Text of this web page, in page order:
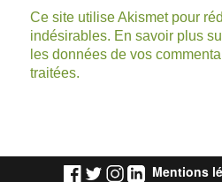
Ce site utilise Akismet pour
indésirables. En savoir plus
les données de vos
traitées.
Mentions